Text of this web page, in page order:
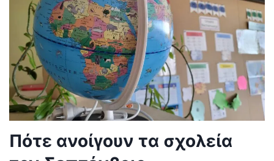
Πότε ανοίγουν τα σχολεία